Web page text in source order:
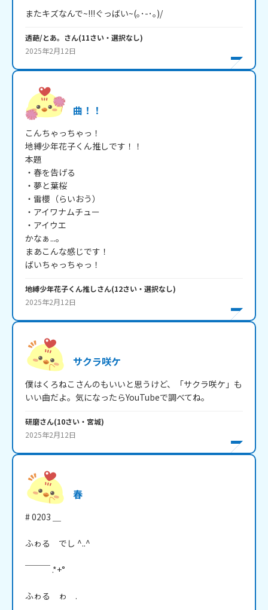
またキズなんで~!!!ぐっばい~(｡･-･｡)/
透葩/とあ。 さん(11さい・ 選択なし)
2025年2月12日
曲！！
こんちゃっちゃっ！
地縛少年花子くん推しです！！
本題
・春を告げる
・夢と葉桜
・雷櫻（らいおう）
・アイワナムチュー
・アイウエ
かなぁ...。
まあこんな感じです！
ばいちゃっちゃっ！
地縛少年花子くん推しさん(12さい・ 選択なし)
2025年2月12日
サクラ咲ケ
僕はくろねこさんのもいいと思うけど、「サクラ咲ケ」も
いい曲だよ。気になったらYouTubeで調べてね。
研磨さん(10さい・ 宮城)
2025年2月12日
春
# 0203 ＿
ふゎる　でし ^..^
￣￣￣ .*+°
ふゎる　ゎ　.